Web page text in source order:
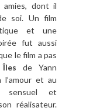
amies, dont il
soi. Un film
et une
fut aussi
le film a pas
de Yann
l’amour et au
sensuel et
réalisateur.